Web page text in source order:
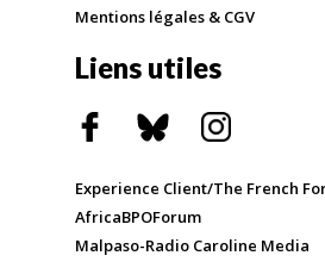
Mentions légales & CGV
Liens utiles
Experience Client/The French
AfricaBPOForum
Malpaso-Radio Caroline Media